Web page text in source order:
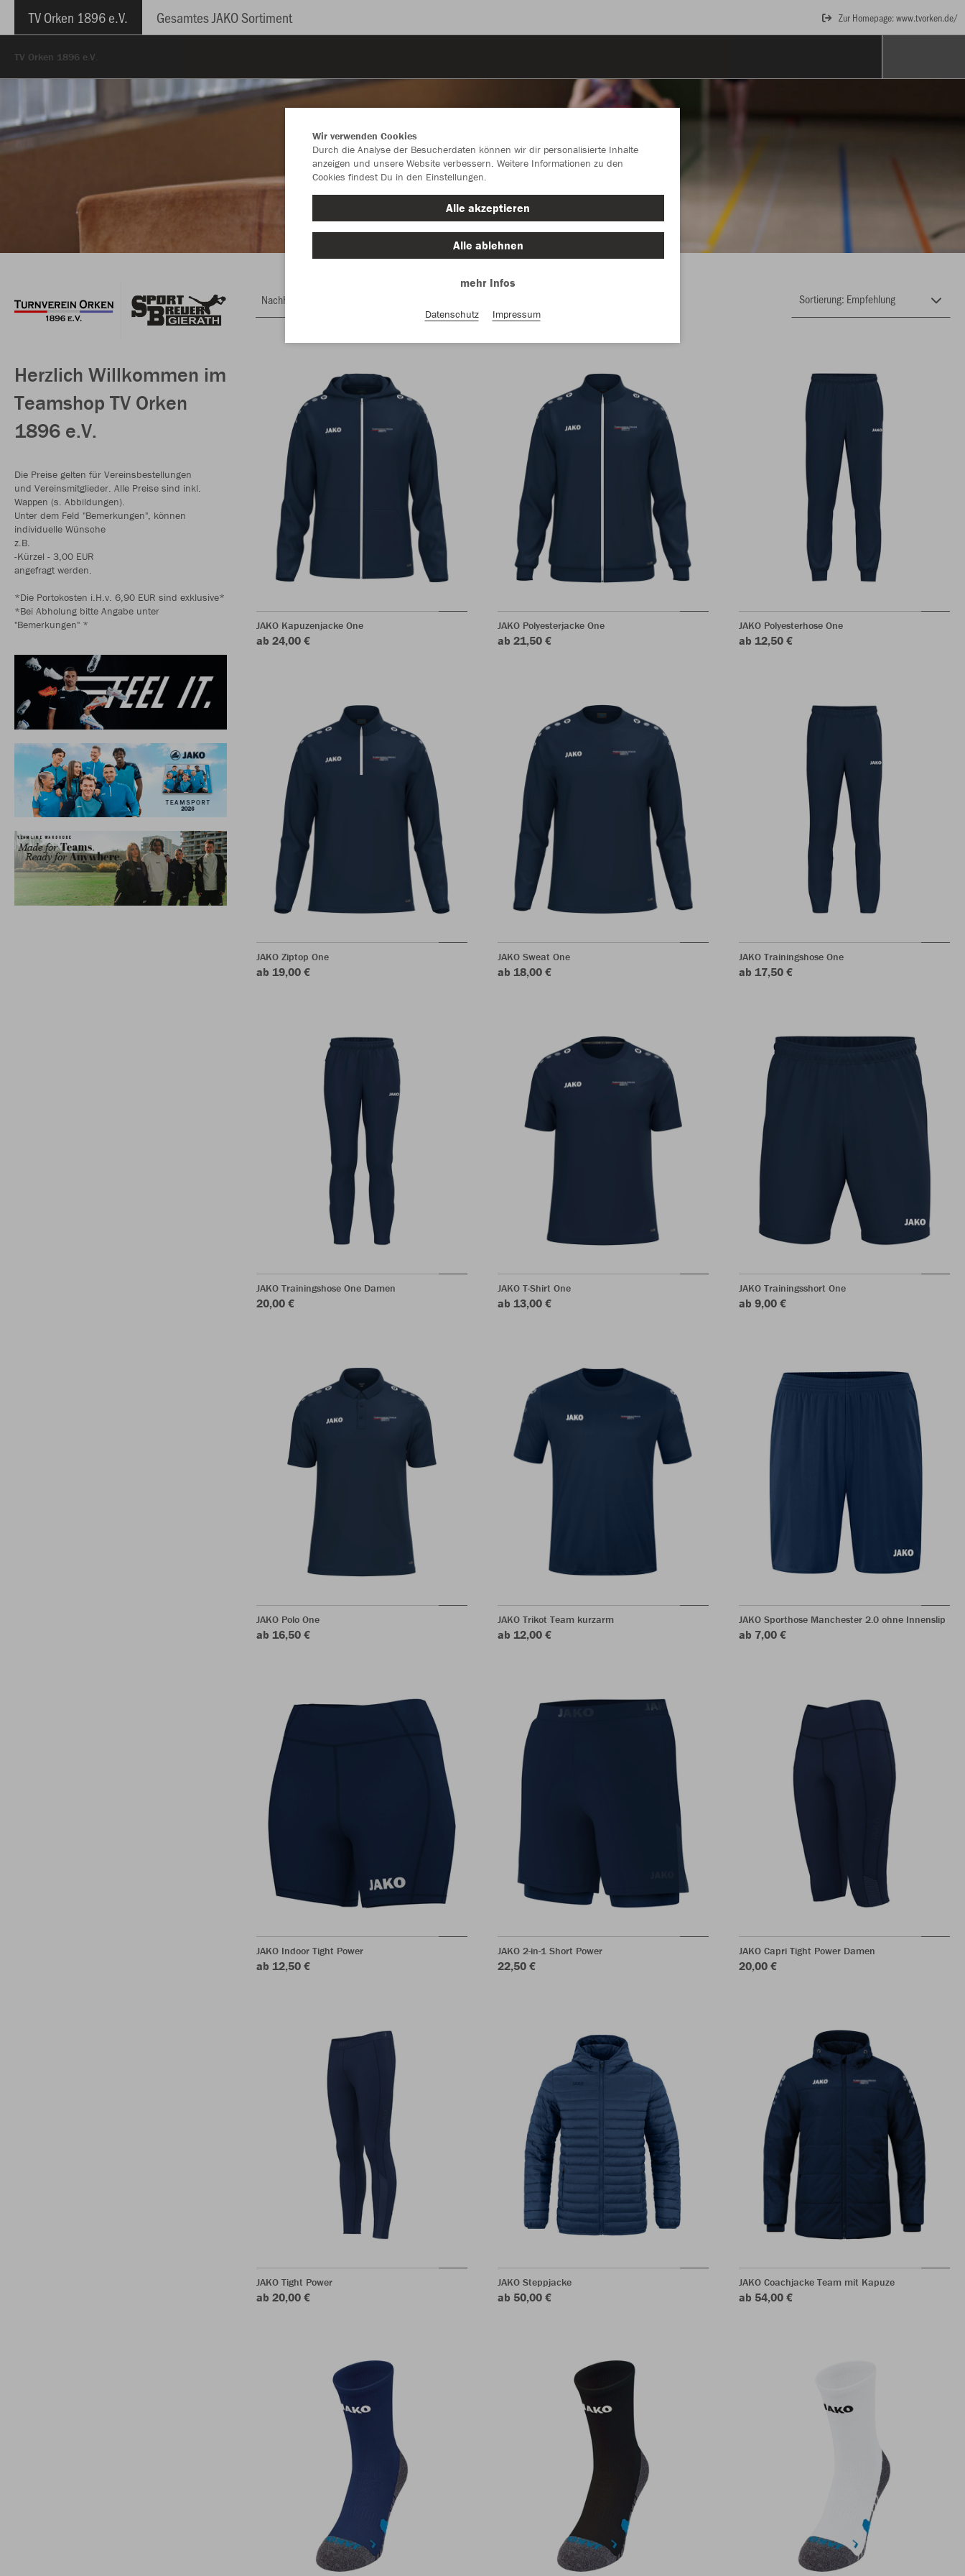
TV Orken 1896 e.V. Gesamtes JAKO Sortiment Zur Homepage: www.tvorken.de/
TV Orken 1896 e.V.
Herzlich Willkommen im
Teamshop TV Orken
1896 e.V.
Die Preise gelten für Vereinsbestellungen
und Vereinsmitglieder. Alle Preise sind inkl.
Wappen (s. Abbildungen).
Unter dem Feld "Bemerkungen", können
individuelle Wünsche
z.B.
-Kürzel - 3,00 EUR
angefragt werden.
*Die Portokosten i.H.v. 6,90 EUR sind exklusive*
*Bei Abholung bitte Angabe unter
"Bemerkungen" *
Nachhaltig
JAKO Kapuzenjacke One
ab 24,00 €
JAKO Polyesterjacke One
ab 21,50 €
JAKO Polyesterhose One
ab 12,50 €
JAKO Ziptop One
ab 19,00 €
JAKO Sweat One
ab 18,00 €
JAKO Trainingshose One
ab 17,50 €
JAKO Trainingshose One Damen
20,00 €
JAKO T-Shirt One
ab 13,00 €
JAKO Trainingsshort One
ab 9,00 €
JAKO Polo One
ab 16,50 €
JAKO Trikot Team kurzarm
ab 12,00 €
JAKO Sporthose Manchester 2.0 ohne Innenslip
ab 7,00 €
JAKO Indoor Tight Power
ab 12,50 €
JAKO 2-in-1 Short Power
22,50 €
JAKO Capri Tight Power Damen
20,00 €
JAKO Tight Power
ab 20,00 €
JAKO Steppjacke
ab 50,00 €
JAKO Coachjacke Team mit Kapuze
ab 54,00 €
Wir verwenden Cookies
Durch die Analyse der Besucherdaten können wir dir personalisierte Inhalte
anzeigen und unsere Website verbessern. Weitere Informationen zu den
Cookies findest Du in den Einstellungen.
Alle akzeptieren
Alle ablehnen
mehr Infos
Datenschutz Impressum